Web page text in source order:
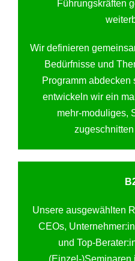
Führungskräften
Wir definieren
Bedürfnisse und
Programm abdecken
entwickeln wir ein
mehr-moduliges,
Unsere ausgewählten
CEOs,
und Top-
(Einzel-)Seminaren